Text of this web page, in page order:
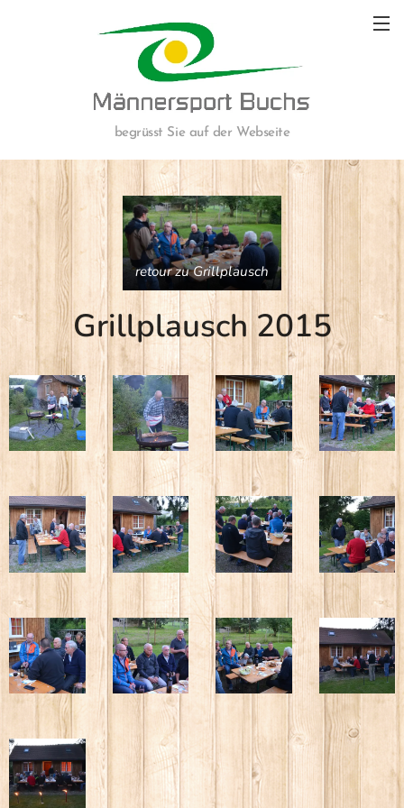
begrüsst Sie auf der Webseite
retour zu Grillplausch
Grillplausch 2015